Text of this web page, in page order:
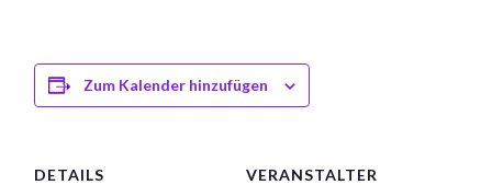
Zum Kalender hinzufügen
DETAILS
VERANSTALTER